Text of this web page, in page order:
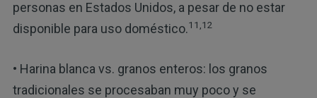
personas en Estados Unidos, a pesar de no estar
disponible para uso doméstico.11,12
• Harina blanca vs. granos enteros: los granos
tradicionales se procesaban muy poco y se